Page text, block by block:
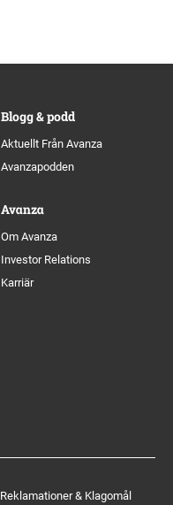
Blogg & podd
Aktuellt Från Avanza
Avanzapodden
Avanza
Om Avanza
Investor Relations
Karriär
Reklamationer & Klagomål